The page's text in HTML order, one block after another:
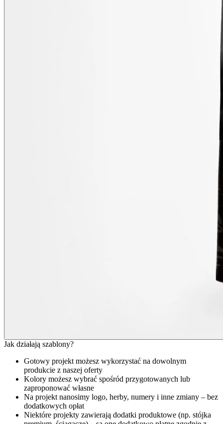
Jak działają szablony?
Gotowy projekt możesz wykorzystać na dowolnym
produkcie z naszej oferty
Kolory możesz wybrać spośród przygotowanych lub
zaproponować własne
Na projekt nanosimy logo, herby, numery i inne zmiany – bez
dodatkowych opłat
Niektóre projekty zawierają dodatki produktowe (np. stójka